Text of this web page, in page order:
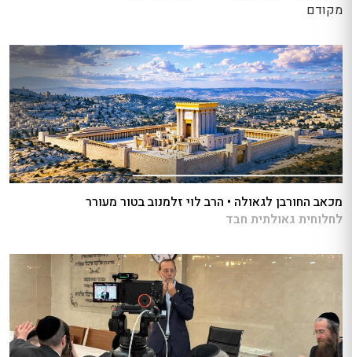
מקודם
מכאב החורבן לגאולה • הרב לוי זלמנוב בטור מעורר
לחלוחית גאולתית חבד